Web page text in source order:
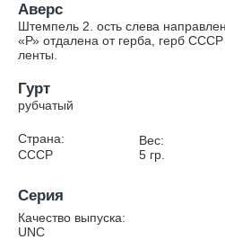
Аверс
Штемпель 2. ость слева
«Р» отдалена от герба, герб
ленты.
Гурт
рубчатый
Страна:
СССР
Вес:
5гр.
Серия
Качество выпуска:
UNC